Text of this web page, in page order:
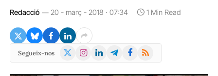
Redacció 20 - març - 2018 · 07:34 1 Min Read
Segueix-nos
X
Instagram
LinkedInTelegramFacebook
RSS